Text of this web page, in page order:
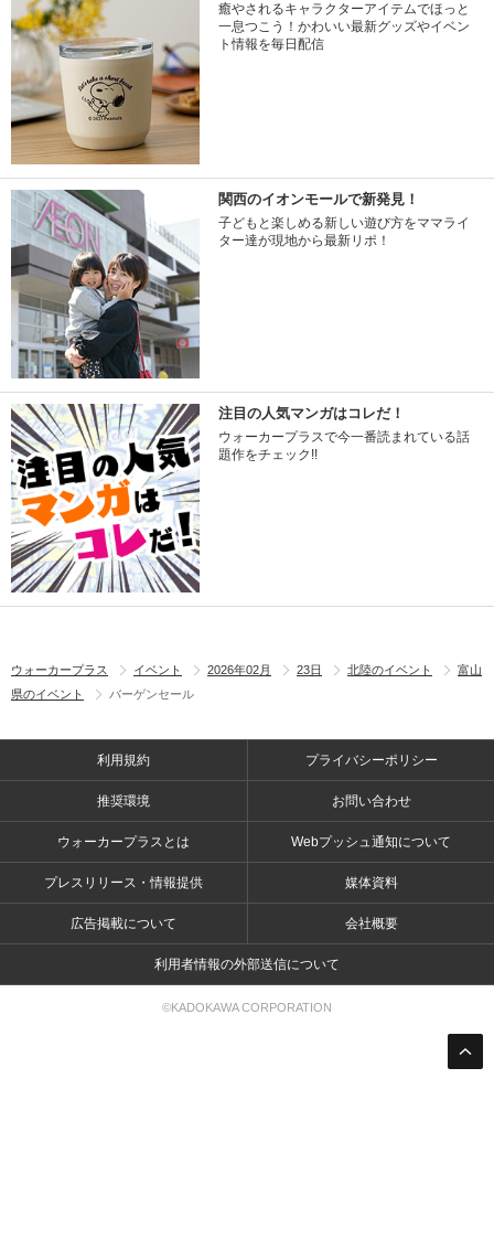
癒やされるキャラクターアイテムでほっと
一息つこう！かわいい最新グッズやイベン
ト情報を毎日配信
関西のイオンモールで新発見！
子どもと楽しめる新しい遊び方をママライ
ター達が現地から最新リポ！
注目の人気マンガはコレだ！
ウォーカープラスで今一番読まれている話
題作をチェック!!
ウォーカープラス イベント 2026年02月 23日 北陸のイベント
富山
県のイベント
バーゲンセール
利用規約 プライバシーポリシー
推奨環境 お問い合わせ
ウォーカープラスとは Webプッシュ通知について
プレスリリース・情報提供 媒体資料
広告掲載について 会社概要
利用者情報の外部送信について
©KADOKAWA CORPORATION